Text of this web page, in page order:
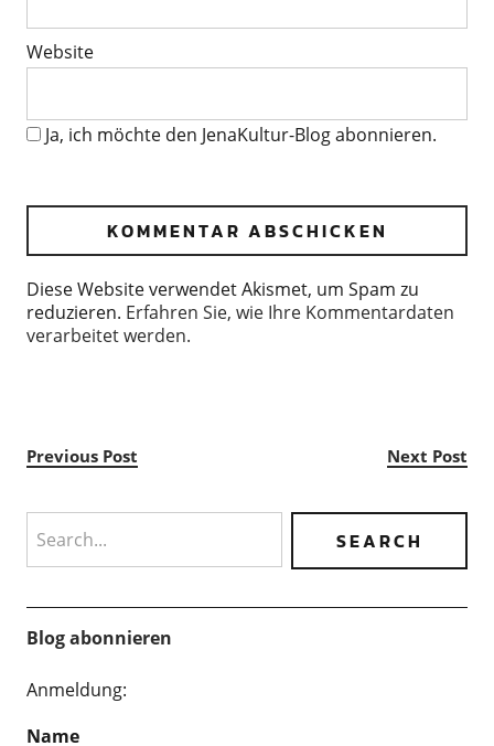
Website
Ja, ich möchte den JenaKultur-Blog abonnieren.
Diese Website verwendet Akismet, um Spam zu
reduzieren. Erfahren Sie, wie Ihre Kommentardaten
verarbeitet werden.
Previous Post Next Post
Blog abonnieren
Anmeldung:
Name